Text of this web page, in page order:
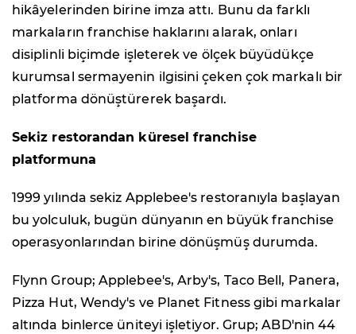
hikâyelerinden birine imza attı. Bunu da farklı
markaların franchise haklarını alarak, onları
disiplinli biçimde işleterek ve ölçek büyüdükçe
kurumsal sermayenin ilgisini çeken çok markalı bir
platforma dönüştürerek başardı.
Sekiz restorandan küresel franchise
platformuna
1999 yılında sekiz Applebee's restoranıyla başlayan
bu yolculuk, bugün dünyanın en büyük franchise
operasyonlarından birine dönüşmüş durumda.
Flynn Group; Applebee's, Arby's, Taco Bell, Panera,
Pizza Hut, Wendy's ve Planet Fitness gibi markalar
altında binlerce üniteyi işletiyor. Grup; ABD'nin 44